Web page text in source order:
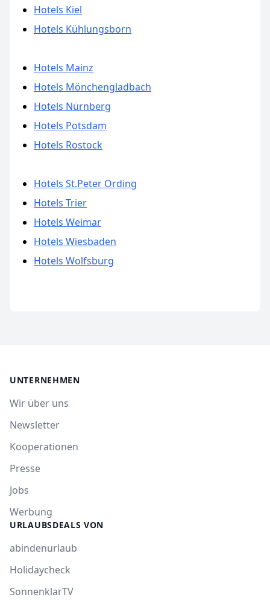
Hotels Kiel
Hotels Kühlungsborn
Hotels Mainz
Hotels Mönchengladbach
Hotels Nürnberg
Hotels Potsdam
Hotels Rostock
Hotels St.Peter Ording
Hotels Trier
Hotels Weimar
Hotels Wiesbaden
Hotels Wolfsburg
UNTERNEHMEN
Wir über uns
Newsletter
Kooperationen
Presse
Jobs
Werbung
URLAUBSDEALS VON
abindenurlaub
Holidaycheck
SonnenklarTV